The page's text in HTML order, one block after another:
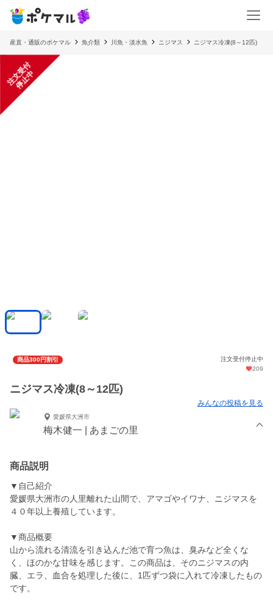
産直・通販のポケマル 魚介類 川魚・淡水魚 ニジマス ニジマス冷凍(8～12匹)
注
文
受
付
停
止
中
商品300円割引
注文受付停止中
209
ニジマス冷凍(8～12匹)
みんなの投稿を見る
愛媛県大洲市
梅木健一 | あまごの里
商品説明
▼自己紹介
愛媛県大洲市の人里離れた山間で、アマゴやイワナ、ニジマスを
４０年以上養殖しています。
▼商品概要
山から流れる清流を引き込んだ池で育つ魚は、臭みなど全くな
く、ほのかな甘味を感じます。この商品は、そのニジマスの内
臓、エラ、血合を処理した後に、1匹ずつ袋に入れて冷凍したもの
です。